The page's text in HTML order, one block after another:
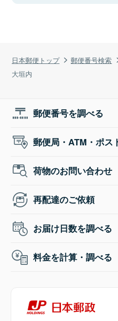
日本郵便トップ 郵便番号検索
大垣内
郵便番号を調べる
郵便局・ATM・ポス
荷物のお問い合わせ
再配達のご依頼
お届け日数を調べる
料金を計算・調べる